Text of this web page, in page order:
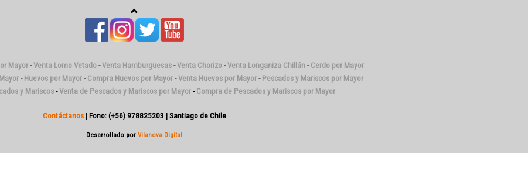
Mayor-Venta Lomo Vetado -Venta Hamburguesas -Venta Chorizo -Venta Longaniza Chillán - Cerdo por Mayor
- Huevos por Mayor - Compra Huevos por Mayor -Venta Huevos por Mayor - Pescados y Mariscos por Mayor
y Mariscos-Venta de Pescados y Mariscos por Mayor- Compra de Pescados y Mariscos por Mayor
Contáctanos| Fono: (+56) 978825203 | Santiago de Chile
Desarrollado por Vilanova Digital